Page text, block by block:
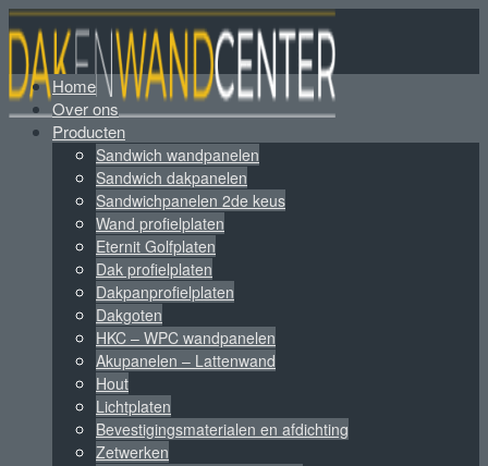
Home
Over ons
Producten
Sandwich wandpanelen
Sandwich dakpanelen
Sandwichpanelen 2de keus
Wand profielplaten
Eternit Golfplaten
Dak profielplaten
Dakpanprofielplaten
Dakgoten
HKC – WPC wandpanelen
Akupanelen – Lattenwand
Hout
Lichtplaten
Bevestigingsmaterialen en afdichting
Zetwerken